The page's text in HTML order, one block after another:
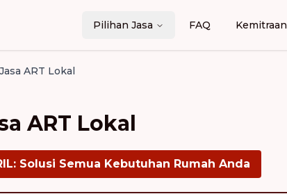
Pilihan Jasa FAQ Kemitraan
ART Lokal
ART Lokal
Solusi Semua Kebutuhan Rumah Anda